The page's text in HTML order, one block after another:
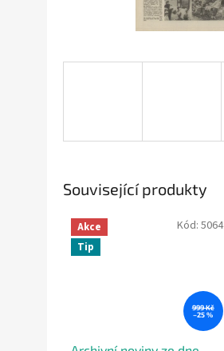
Související produkty
Akce
Tip
999 Kč
–25 %
Kód: 5064